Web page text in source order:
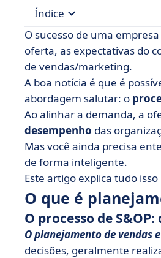
Índice
• O que é planejamento
• Qual é a importância
• O processo de S&OP:
executado sem
• As ferramentas do
• 5 práticas
• O processo de S&OP
O sucesso de uma
oferta, as expectativas do
de vendas/marketing.
A boa notícia é que é
abordagem salutar: o
Ao alinhar a demanda, a
desempenho das
Mas você ainda precisa
de forma inteligente.
Este artigo explica tudo
O que é
O processo de
O planejamento de vendas
decisões, geralmente